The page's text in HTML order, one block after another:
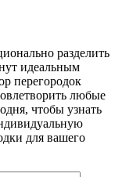
разделить
идеальным
перегородок
любые
чтобы узнать
для вашего